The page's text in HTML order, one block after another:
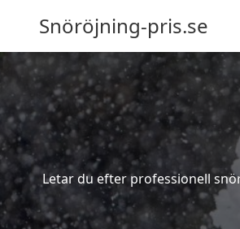
Snöröjning-pris.se
Letar du efter professionell